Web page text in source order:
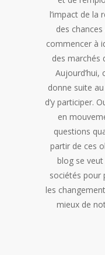
l’impact de la
des chances
commencer à
des marchés
Aujourd’hui,
donne suite
d’y participer.
en
questions
partir de ces
blog se
sociétés pour
les
mieux de